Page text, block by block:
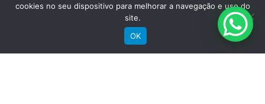
cookies no seu dispositivo para melhorar a navegação e uso do
site.
OK